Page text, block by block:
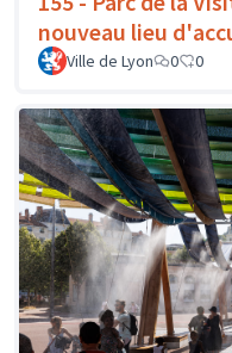
nouveau lieu
Ville de Lyon
0 0